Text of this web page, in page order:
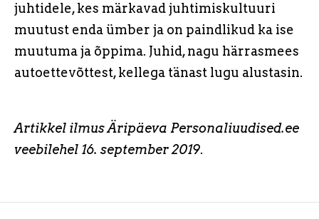
juhtidele, kes märkavad juhtimiskultuuri
muutust enda ümber ja on paindlikud ka ise
muutuma ja õppima. Juhid, nagu härrasmees
autoettevõttest, kellega tänast lugu alustasin.
Artikkel ilmus Äripäeva Personaliuudised.ee
veebilehel 16. september 2019.